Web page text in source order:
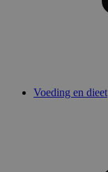
Voeding en dieet